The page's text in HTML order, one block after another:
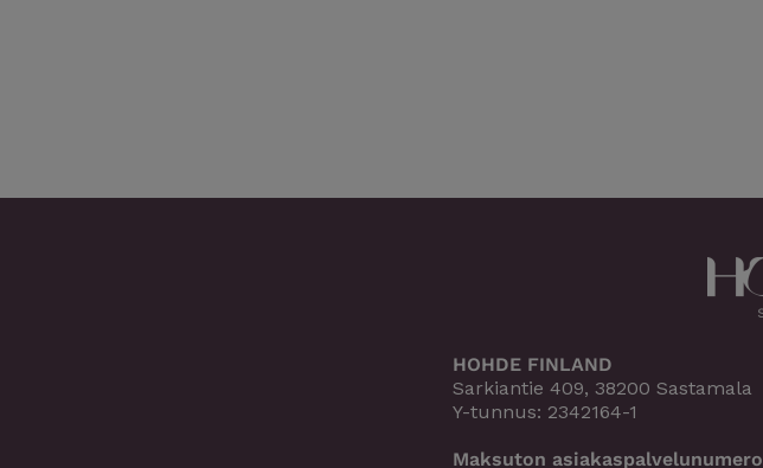
HOHDE FINLAND
Sarkiantie 409, 38200 Sastamala
Y-tunnus: 2342164-1
Maksuton asiakaspalvelunumero